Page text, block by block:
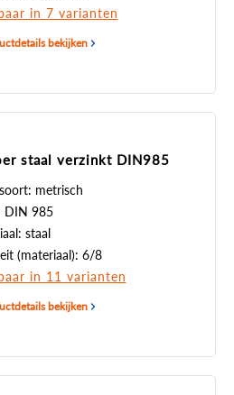
in 7 varianten
bekijken
staal verzinkt DIN985
metrisch
DIN 985
staal
(materiaal): 6/8
in 11 varianten
bekijken